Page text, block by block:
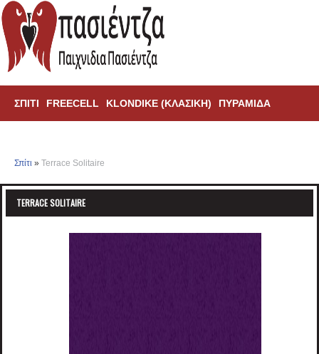
ΣΠΊΤΙ FREECELL KLONDIKE (ΚΛΑΣΙΚΗ) ΠΥΡΑΜΊΔΑ
Σπίτι » Terrace Solitaire
TERRACE SOLITAIRE